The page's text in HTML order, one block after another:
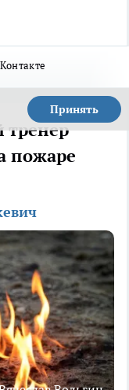
Принять
тренер
пожаре